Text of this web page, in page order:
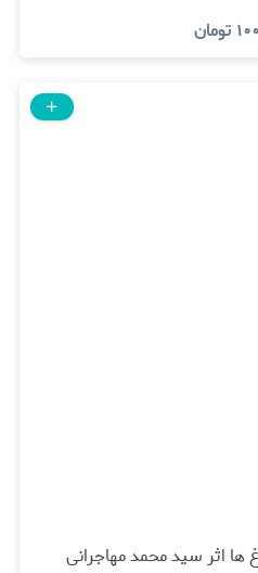
تومان
ها اثر سید محمد مهاجرانی